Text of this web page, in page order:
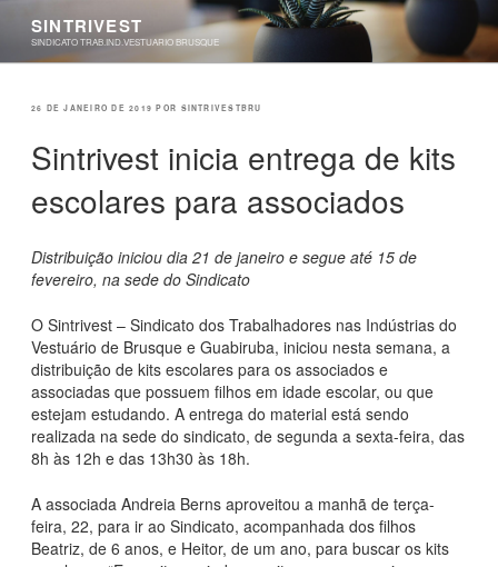
Pular
SINTRIVEST
SINDICATO TRAB.IND.VESTUARIO BRUSQUE
PUBLICADO
26 DE JANEIRO DE 2019 POR SINTRIVESTBRU
Sintrivest inicia entrega de kits
escolares para associados
Distribuição iniciou dia 21 de janeiro e segue até 15 de
fevereiro, na sede do Sindicato
O Sintrivest – Sindicato dos Trabalhadores nas Indústrias do
Vestuário de Brusque e Guabiruba, iniciou nesta semana, a
distribuição de kits escolares para os associados e
associadas que possuem filhos em idade escolar, ou que
estejam estudando. A entrega do material está sendo
realizada na sede do sindicato, de segunda a sexta-feira, das
8h às 12h e das 13h30 às 18h.
A associada Andreia Berns aproveitou a manhã de terça-
feira, 22, para ir ao Sindicato, acompanhada dos filhos
Beatriz, de 6 anos, e Heitor, de um ano, para buscar os kits